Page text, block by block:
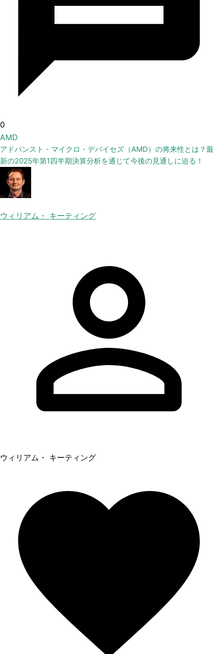
0
AMD
アドバンスト・マイクロ・デバイセズ（AMD）の将来性とは？最
新の2025年第1四半期決算分析を通じて今後の見通しに迫る！
ウィリアム・ キーティング
ウィリアム・ キーティング